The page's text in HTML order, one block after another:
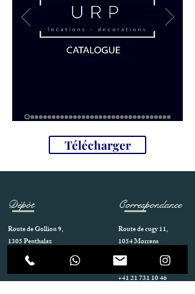
Télécharger
Dépôt
Route de Gollion 9,
1305 Penthalaz
info@urp-events.com
+41 78 727 59 18
Correspondance
Route de cugy 11,
1054 Morrens
info@urp-events.com
admin@revepriscilia.ch
+41 21 731 10 46